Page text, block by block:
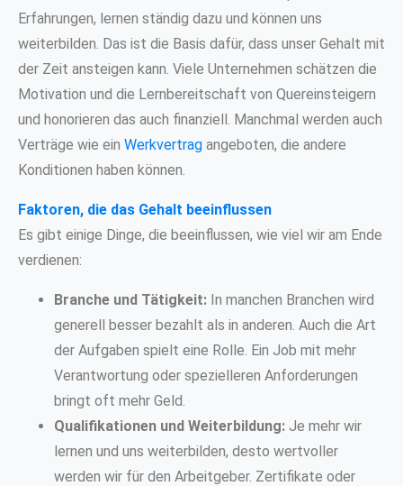
Erfahrungen, lernen ständig dazu und können uns
weiterbilden. Das ist die Basis dafür, dass unser Gehalt mit
der Zeit ansteigen kann. Viele Unternehmen schätzen die
Motivation und die Lernbereitschaft von Quereinsteigern
und honorieren das auch finanziell. Manchmal werden auch
Verträge wie ein Werkvertrag angeboten, die andere
Konditionen haben können.
Faktoren, die das Gehalt beeinflussen
Es gibt einige Dinge, die beeinflussen, wie viel wir am Ende
verdienen:
Branche und Tätigkeit: In manchen Branchen wird
generell besser bezahlt als in anderen. Auch die Art
der Aufgaben spielt eine Rolle. Ein Job mit mehr
Verantwortung oder spezielleren Anforderungen
bringt oft mehr Geld.
Qualifikationen und Weiterbildung: Je mehr wir
lernen und uns weiterbilden, desto wertvoller
werden wir für den Arbeitgeber. Zertifikate oder